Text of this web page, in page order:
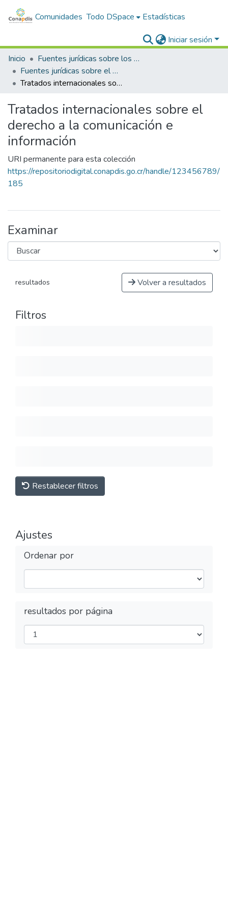
Comunidades Todo DSpace Estadísticas
Iniciar sesión
Inicio
Fuentes jurídicas sobre los derechos de las personas con discapacidad
Fuentes jurídicas sobre el derecho a la comunicación e información
Tratados internacionales sobre el derecho a la comunicación e información
Tratados internacionales sobre el
derecho a la comunicación e
información
URI permanente para esta colección
https://repositoriodigital.conapdis.go.cr/handle/123456789/
185
Examinar
resultados Volver a resultados
Filtros
Restablecer filtros
Ajustes
Ordenar por
resultados por página